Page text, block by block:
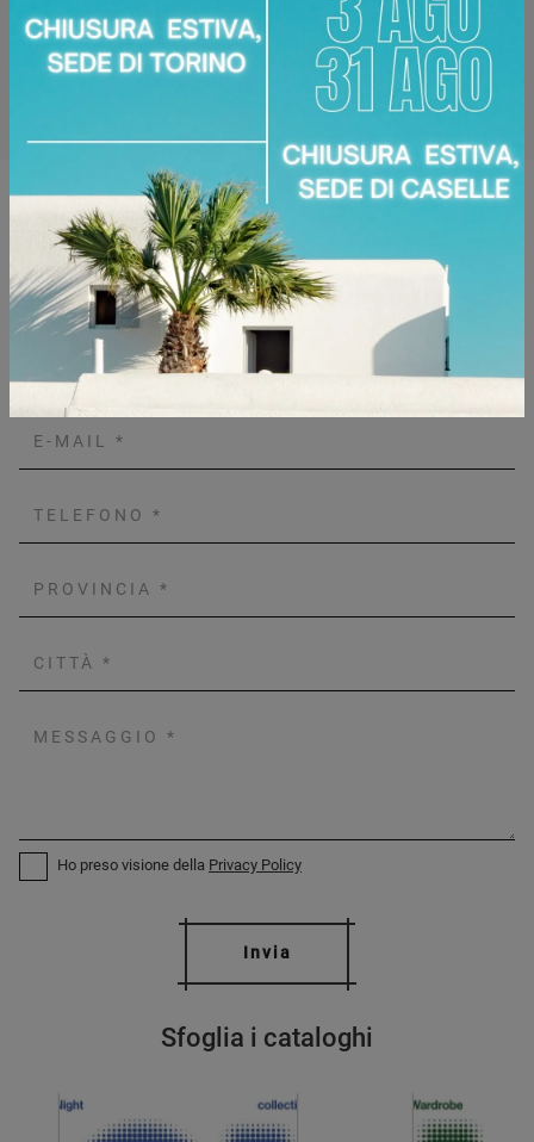
Disponibile presso:
Area Arredamenti Corso Racconigi, 134,Torino
Zone servite:Torino Torinese, Chieri, Chivasso,
Ciriè, Collegno, Moncalieri, Settimo Torinese...
Sfoglia i cataloghi
Richiedi Maggiori Informazioni
Ho preso visione della Privacy Policy
Invia